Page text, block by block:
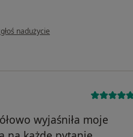
opinii użytkownika A.K.
nadużycie
wyjaśniła moje